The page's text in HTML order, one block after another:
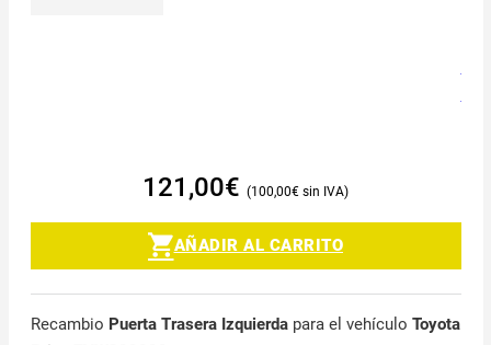
121,00€ 100,00€
AÑADIR AL CARRITO
Recambio Puerta Trasera Izquierdapara el vehículo Toyota